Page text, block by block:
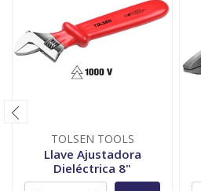
TOLSEN TOOLS
Llave Ajustadora
Dieléctrica 8"